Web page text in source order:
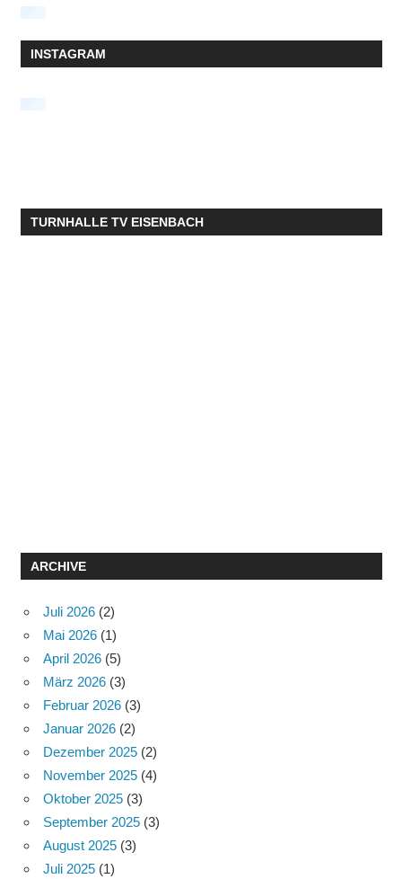
INSTAGRAM
TURNHALLE TV EISENBACH
ARCHIVE
Juli 2026 (2)
Mai 2026 (1)
April 2026 (5)
März 2026 (3)
Februar 2026 (3)
Januar 2026 (2)
Dezember 2025 (2)
November 2025 (4)
Oktober 2025 (3)
September 2025 (3)
August 2025 (3)
Juli 2025 (1)